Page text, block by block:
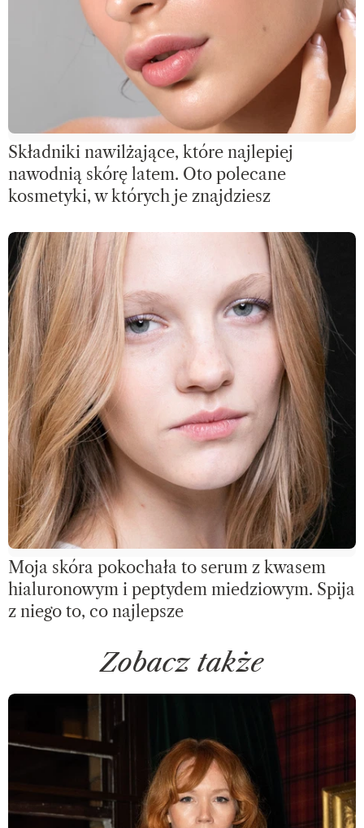
Składniki nawilżające, które najlepiej
nawodnią skórę latem. Oto polecane
kosmetyki, w których je znajdziesz
Moja skóra pokochała to serum z kwasem
hialuronowym i peptydem miedziowym. Spija
z niego to, co najlepsze
Zobacz także